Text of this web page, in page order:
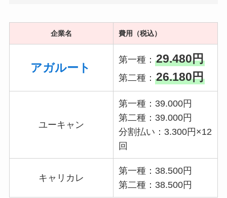
企業名 費用（税込）
アガルート
第一種： 29.480円
第二種： 26.180円
ユーキャン
第一種：39.000円
第二種：39.000円
分割払い：3.300円×12
回
キャリカレ
第一種：38.500円
第二種：38.500円